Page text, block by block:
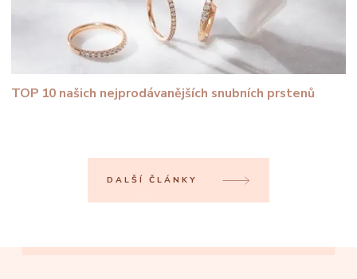
TOP 10 našich nejprodávanějších snubních prstenů
DALŠÍ ČLÁNKY